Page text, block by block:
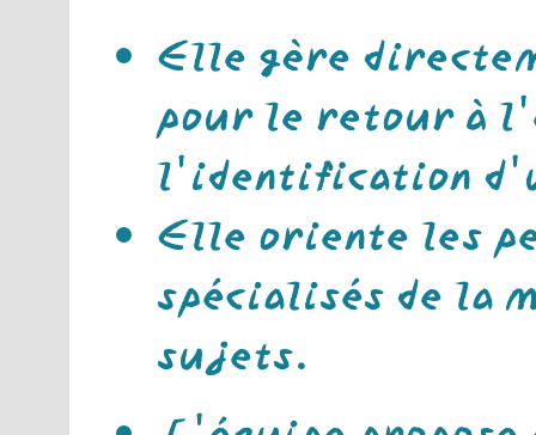
Elle gère
pour le retour à
l'identification
Elle oriente les
spécialisés de la
sujets.